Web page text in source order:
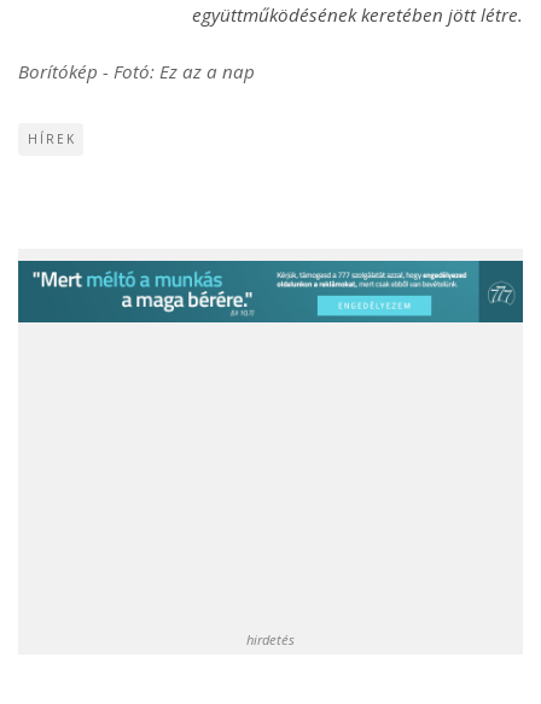
együttműködésének keretében jött létre.
Borítókép - Fotó: Ez az a nap
HÍREK
hirdetés